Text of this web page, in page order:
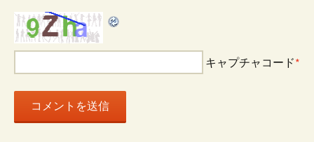
キャプチャコード*